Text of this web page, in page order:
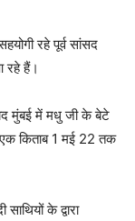
रहे पूर्व सांसद
रहे हैं।
मुंबई में मधु जी के बेटे
एक किताब 1 मई 22 तक
के द्वारा